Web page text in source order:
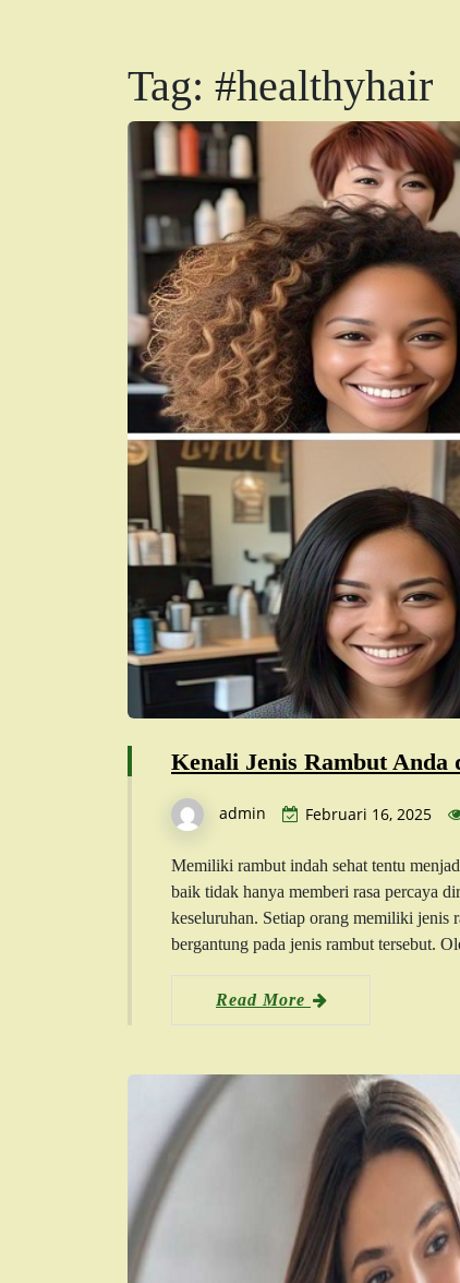
Tag: #healthyhair
Kenali Jenis Rambut Anda
admin Februari 16, 2025
Memiliki rambut indah sehat tentu
baik tidak hanya memberi rasa percaya
keseluruhan. Setiap orang memiliki jenis
bergantung pada jenis rambut tersebut.
Read More